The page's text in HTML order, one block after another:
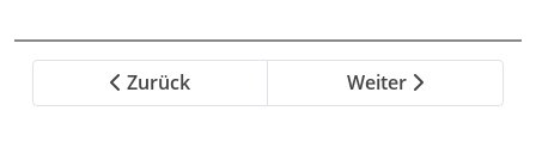
Zurück Weiter